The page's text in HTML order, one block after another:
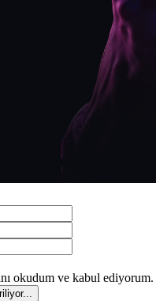
okudum ve kabul ediyorum.